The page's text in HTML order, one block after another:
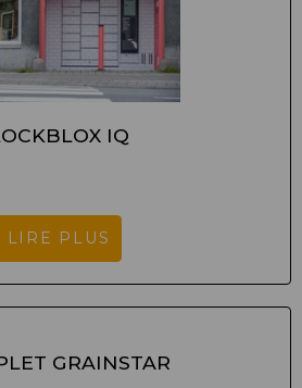
IQ
LIRE PLUS
GRAINSTAR